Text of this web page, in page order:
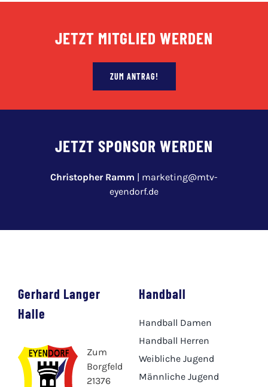
JETZT MITGLIED WERDEN
ZUM ANTRAG!
JETZT SPONSOR WERDEN
Christopher Ramm | marketing@mtv-
eyendorf.de
Gerhard Langer
Halle
Zum
Borgfeld
21376
Handball
Handball Damen
Handball Herren
Weibliche Jugend
Männliche Jugend